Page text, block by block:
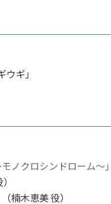
ギ」
ノクロシンドローム～」
（楠木恵美 役）